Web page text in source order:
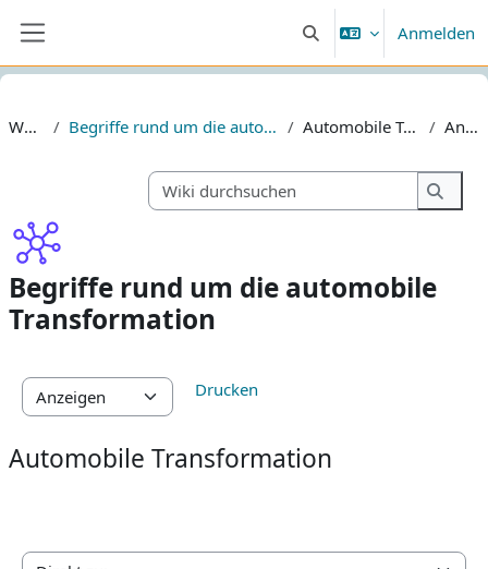
Sucheingabe umschalten
Anmelden
Website Begriffe rund um die automobile Transformation Automobile Transformation Anzeigen
Wiki
Wiki
Begriffe rund um die automobile
Transformation
Drucken
Automobile Transformation